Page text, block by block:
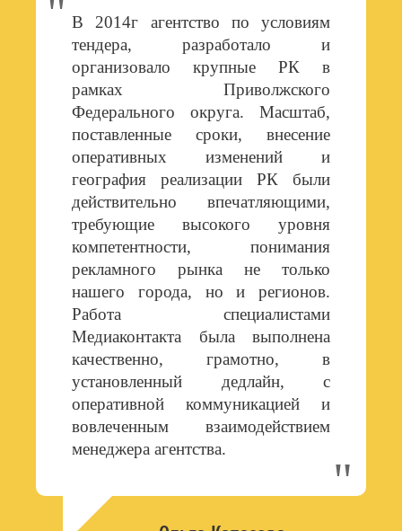
В 2014г агентство по условиям
тендера, разработало и
организовало крупные РК в
рамках Приволжского
Федерального округа. Масштаб,
поставленные сроки, внесение
оперативных изменений и
география реализации РК были
действительно впечатляющими,
требующие высокого уровня
компетентности, понимания
рекламного рынка не только
нашего города, но и регионов.
Работа специалистами
Медиаконтакта была выполнена
качественно, грамотно, в
установленный дедлайн, с
оперативной коммуникацией и
вовлеченным взаимодействием
менеджера агентства.